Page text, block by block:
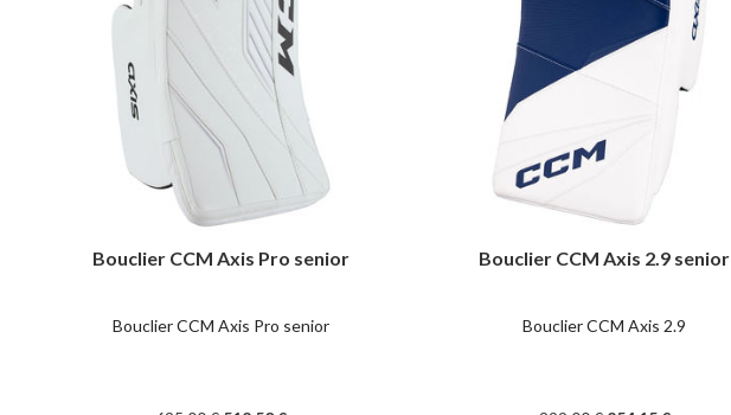
Bouclier CCM Axis Pro senior
Bouclier CCM Axis Pro senior
Bouclier CCM Axis 2.9 senior
Bouclier CCM Axis 2.9